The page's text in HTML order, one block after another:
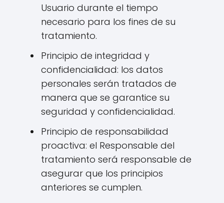
Usuario durante el tiempo
necesario para los fines de su
tratamiento.
Principio de integridad y
confidencialidad: los datos
personales serán tratados de
manera que se garantice su
seguridad y confidencialidad.
Principio de responsabilidad
proactiva: el Responsable del
tratamiento será responsable de
asegurar que los principios
anteriores se cumplen.